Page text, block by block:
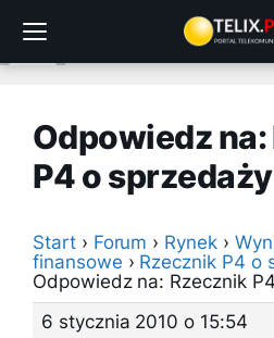
treści
Odpowiedz
P4 o
Start › Forum › Rynek ›
finansowe › Rzecznik P4 o
Odpowiedz na: Rzecznik
6 stycznia 2010 o 15:54